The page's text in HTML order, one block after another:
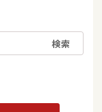
検索